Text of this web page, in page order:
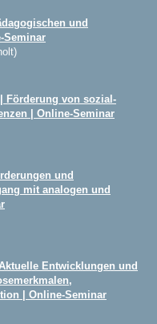
und
Seminar
Förderung von sozial-
| Online-Seminar
und
mit analogen und
Entwicklungen und
| Online-Seminar